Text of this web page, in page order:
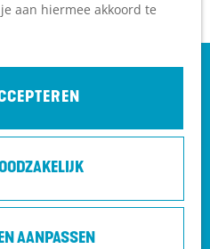
aan hiermee akkoord te
AANPASSEN
bezoekers
Arrangementen en acties
Blogs over de Heuvelrug
Praktische informatie
Hoe kom ik op de
sporten en leren - binnen
activiteiten per dag voor